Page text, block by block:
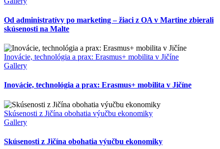
Od administratívy po marketing – žiaci z OA v Martine zbierali
skúsenosti na Malte
Inovácie, technológia a prax: Erasmus+ mobilita v Jičíne
Gallery
Inovácie, technológia a prax: Erasmus+ mobilita v Jičíne
Skúsenosti z Jičína obohatia výučbu ekonomiky
Gallery
Skúsenosti z Jičína obohatia výučbu ekonomiky